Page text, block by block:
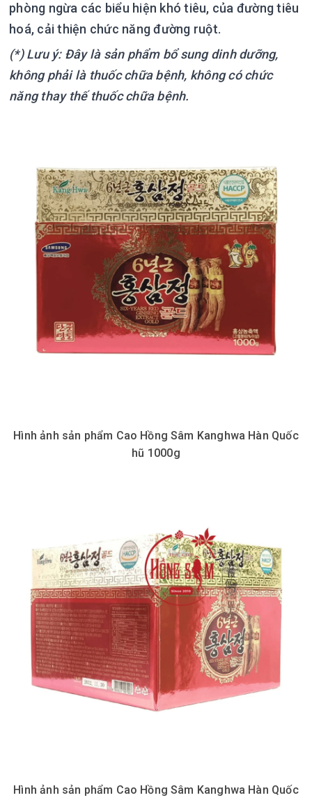
phòng ngừa các biểu hiện khó tiêu, của đường tiêu
hoá, cải thiện chức năng đường ruột.
(*) Lưu ý: Đây là sản phẩm bổ sung dinh dưỡng,
không phải là thuốc chữa bệnh, không có chức
năng thay thế thuốc chữa bệnh.
Hình ảnh sản phẩm Cao Hồng Sâm Kanghwa Hàn Quốc
hũ 1000g
Hình ảnh sản phẩm Cao Hồng Sâm Kanghwa Hàn Quốc